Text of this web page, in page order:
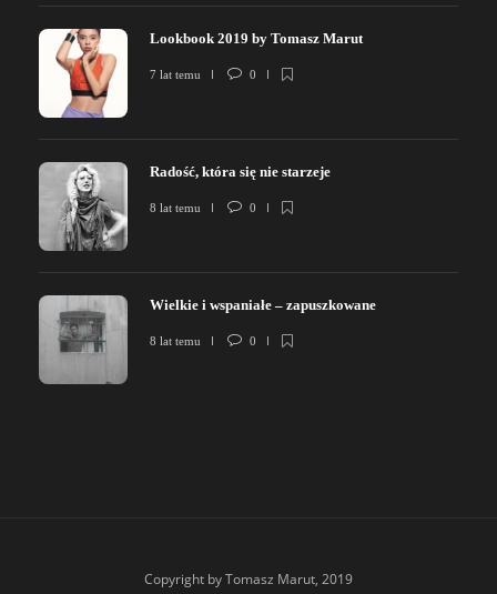
Lookbook 2019 by Tomasz Marut
7 lat temu 0
Radość, która się nie starzeje
8 lat temu 0
Wielkie i wspaniałe – zapuszkowane
8 lat temu 0
Copyright by Tomasz Marut, 2019